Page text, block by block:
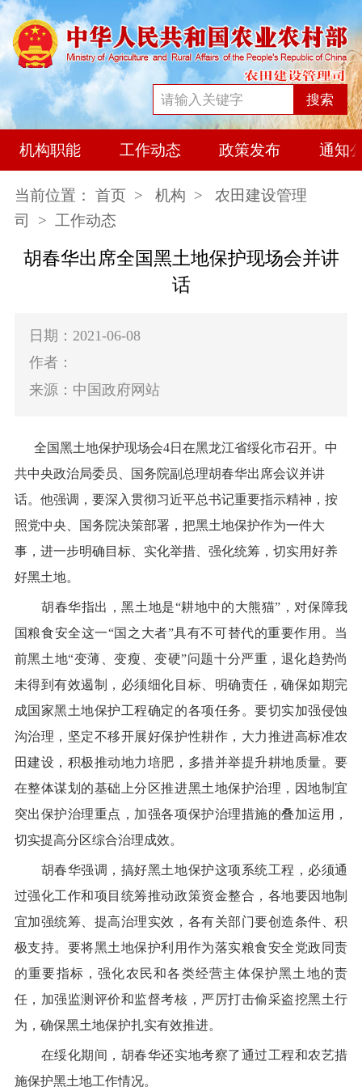
搜索
机构职能 工作动态 政策发布 通知
当前位置： 首页 > 机构 >
农田建设管理
司
> 工作动态
胡春华出席全国黑土地保护现场会并讲
话
日期：2021-06-08
作者：
来源：中国政府网站
全国黑土地保护现场会4日在黑龙江省绥化市召开。中
共中央政治局委员、国务院副总理胡春华出席会议并讲
话。他强调，要深入贯彻习近平总书记重要指示精神，按
照党中央、国务院决策部署，把黑土地保护作为一件大
事，进一步明确目标、实化举措、强化统筹，切实用好养
好黑土地。
胡春华指出，黑土地是“耕地中的大熊猫”，对保障我
国粮食安全这一“国之大者”具有不可替代的重要作用。当
前黑土地“变薄、变瘦、变硬”问题十分严重，退化趋势尚
未得到有效遏制，必须细化目标、明确责任，确保如期完
成国家黑土地保护工程确定的各项任务。要切实加强侵蚀
沟治理，坚定不移开展好保护性耕作，大力推进高标准农
田建设，积极推动地力培肥，多措并举提升耕地质量。要
在整体谋划的基础上分区推进黑土地保护治理，因地制宜
突出保护治理重点，加强各项保护治理措施的叠加运用，
切实提高分区综合治理成效。
胡春华强调，搞好黑土地保护这项系统工程，必须通
过强化工作和项目统筹推动政策资金整合，各地要因地制
宜加强统筹、提高治理实效，各有关部门要创造条件、积
极支持。要将黑土地保护利用作为落实粮食安全党政同责
的重要指标，强化农民和各类经营主体保护黑土地的责
任，加强监测评价和监督考核，严厉打击偷采盗挖黑土行
为，确保黑土地保护扎实有效推进。
在绥化期间，胡春华还实地考察了通过工程和农艺措
施保护黑土地工作情况。